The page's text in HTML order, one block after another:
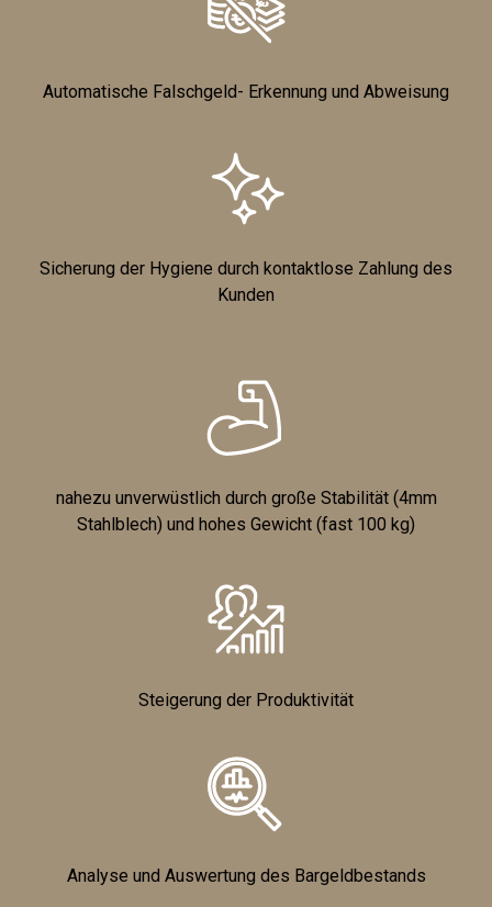
Automatische Falschgeld- Erkennung und Abweisung
Sicherung der Hygiene durch kontaktlose Zahlung des
Kunden
nahezu unverwüstlich durch große Stabilität (4mm
Stahlblech) und hohes Gewicht (fast 100 kg)
Steigerung der Produktivität
Analyse und Auswertung des Bargeldbestands